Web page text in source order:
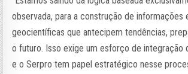
observada, para a construção de informações
geocientíficas que antecipem tendências,
o futuro. Isso exige um esforço de integração
e o Serpro tem papel estratégico nesse